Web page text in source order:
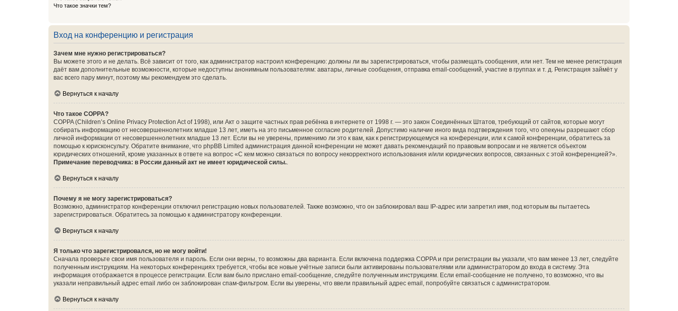
Что такое значки тем?
Вход на конференцию и регистрация
Зачем мне нужно регистрироваться?
Вы можете этого и не делать. Всё зависит от того, как администратор настроил конференцию: должны ли вы зарегистрироваться, чтобы размещать сообщения, или нет. Тем не менее регистрация
даёт вам дополнительные возможности, которые недоступны анонимным пользователям: аватары, личные сообщения, отправка email-сообщений, участие в группах и т. д. Регистрация займёт у
вас всего пару минут, поэтому мы рекомендуем это сделать.
Вернуться к началу
Что такое COPPA?
COPPA (Children’s Online Privacy Protection Act of 1998), или Акт о защите частных прав ребёнка в интернете от 1998 г. — это закон Соединённых Штатов, требующий от сайтов, которые могут
собирать информацию от несовершеннолетних младше 13 лет, иметь на это письменное согласие родителей. Допустимо наличие иного вида подтверждения того, что опекуны разрешают сбор
личной информации от несовершеннолетних младше 13 лет. Если вы не уверены, применимо ли это к вам, как к регистрирующемуся на конференции, или к самой конференции, обратитесь за
помощью к юрисконсульту. Обратите внимание, что phpBB Limited администрация данной конференции не может давать рекомендаций по правовым вопросам и не является объектом
юридических отношений, кроме указанных в ответе на вопрос «С кем можно связаться по вопросу некорректного использования и/или юридических вопросов, связанных с этой конференцией?».
Примечание переводчика: в России данный акт не имеет юридической силы..
Вернуться к началу
Почему я не могу зарегистрироваться?
Возможно, администратор конференции отключил регистрацию новых пользователей. Также возможно, что он заблокировал ваш IP-адрес или запретил имя, под которым вы пытаетесь
зарегистрироваться. Обратитесь за помощью к администратору конференции.
Вернуться к началу
Я только что зарегистрировался, но не могу войти!
Сначала проверьте свои имя пользователя и пароль. Если они верны, то возможны два варианта. Если включена поддержка COPPA и при регистрации вы указали, что вам менее 13 лет, следуйте
полученным инструкциям. На некоторых конференциях требуется, чтобы все новые учётные записи были активированы пользователями или администратором до входа в систему. Эта
информация отображается в процессе регистрации. Если вам было прислано email-сообщение, следуйте полученным инструкциям. Если email-сообщение не получено, то возможно, что вы
указали неправильный адрес email либо он заблокирован спам-фильтром. Если вы уверены, что ввели правильный адрес email, попробуйте связаться с администратором.
Вернуться к началу